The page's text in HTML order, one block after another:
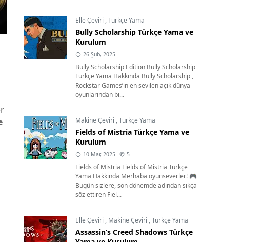
Elle Çeviri ,Türkçe Yama
Bully Scholarship Türkçe Yama ve
Kurulum
26 Şub, 2025
Bully Scholarship Edition Bully Scholarship
Türkçe Yama Hakkında Bully Scholarship ,
Rockstar Games’in en sevilen açık dünya
oyunlarından bi...
Makine Çeviri ,Türkçe Yama
Fields of Mistria Türkçe Yama ve
Kurulum
10 Mar, 2025 5
Fields of Mistria Fields of Mistria Türkçe
Yama Hakkında Merhaba oyunseverler! 🎮
Bugün sizlere, son dönemde adından sıkça
söz ettiren Fiel...
Elle Çeviri , Makine Çeviri ,Türkçe Yama
Assassin’s Creed Shadows Türkçe